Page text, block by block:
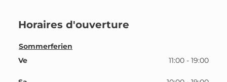
Horaires d'ouverture
Sommerferien
Ve
11:00 - 19:00